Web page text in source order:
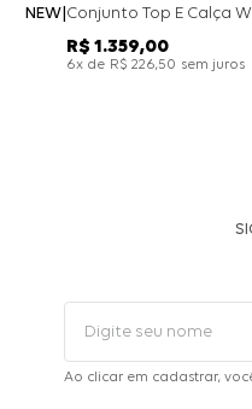
NEW
R$ 1 .359,00
6x de R$ 226,50 sem juros
Ao clicar em cadastrar,